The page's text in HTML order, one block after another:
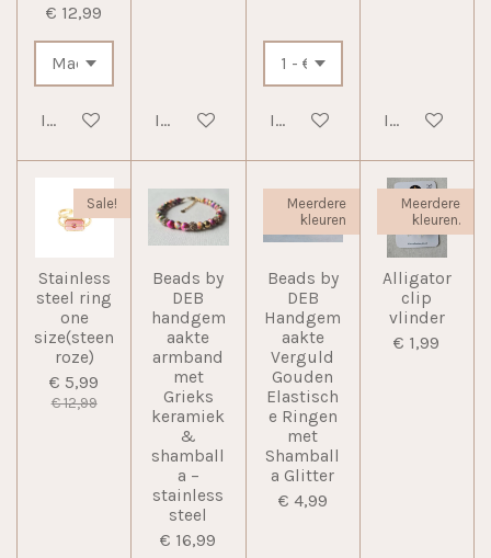
€ 12,99
In winkelwagenIn winkelwagenIn winkelwagenIn
Sale!
Stainless
steel ring
one
size(steen
roze)
€ 5,99
€ 12,99
Beads by
DEB
handgem
aakte
armband
met
Grieks
keramiek
&
shamball
a –
stainless
steel
€ 16,99
Meerdere
kleuren
Beads by
DEB
Handgem
aakte
Verguld
Gouden
Elastisch
e Ringen
met
Shamball
a Glitter
€ 4,99
Meerdere
kleuren.
Alligator
clip
vlinder
€ 1,99